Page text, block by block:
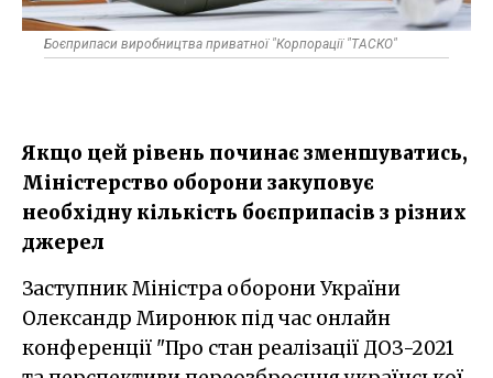
Боєприпаси виробництва приватної "Корпорації "ТАСКО"
Якщо цей рівень починає зменшуватись,
Міністерство оборони закуповує
необхідну кількість боєприпасів з різних
джерел
Заступник Міністра оборони України
Олександр Миронюк під час онлайн
конференції "Про стан реалізації ДОЗ-2021